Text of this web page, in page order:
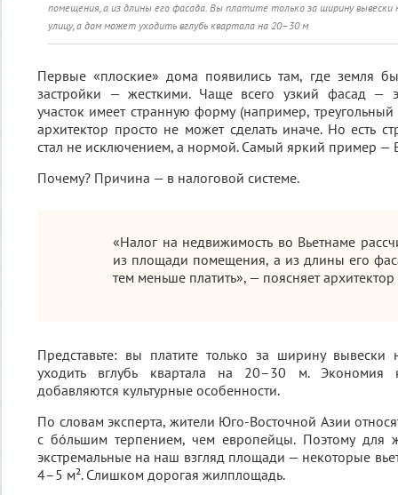
помещения, а из длины его фасада. Вы платите только за ширину вывески
улицу, а дом может уходить вглубь квартала на 20–30 м
Первые «плоские» дома появились там, где земля
застройки — жесткими. Чаще всего узкий фасад —
участок имеет странную форму (например,
архитектор просто не может сделать иначе. Но есть
стал не исключением, а нормой. Самый яркий пример —
Почему? Причина — в налоговой системе.
«Налог на недвижимость во Вьетнаме
из площади помещения, а из длины его
тем меньше платить», — поясняет
Представьте: вы платите только за ширину
уходить вглубь квартала на 20–30 м. Экономия
добавляются культурные особенности.
По словам эксперта, жители Юго-Восточной Азии
с бóльшим терпением, чем европейцы. Поэтому для
экстремальные на наш взгляд площади — некоторые
4–5 м². Слишком дорогая жилплощадь.